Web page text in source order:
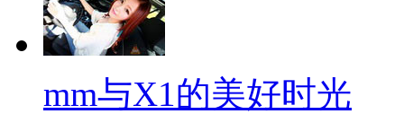
mm与X1的美好时光